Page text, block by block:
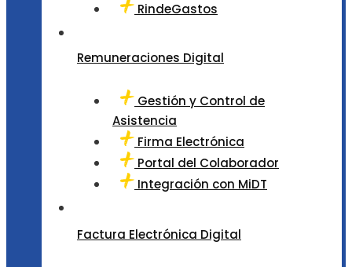
RindeGastos
Remuneraciones Digital
Gestión y Control de
Asistencia
Firma Electrónica
Portal del Colaborador
Integración con MiDT
Factura Electrónica Digital